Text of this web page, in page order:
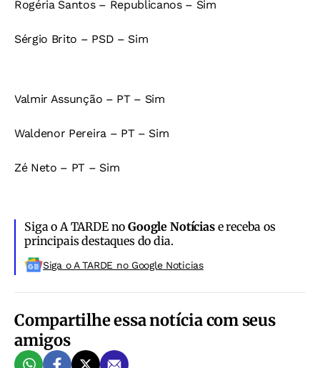
Rogéria Santos – Republicanos – Sim
Sérgio Brito – PSD – Sim
Valmir Assunção – PT – Sim
Waldenor Pereira – PT – Sim
Zé Neto – PT – Sim
Siga o A TARDE noGoogle Notíciase receba os
principais destaques do dia.
Siga o A TARDE no Google Noticias
Compartilhe essa notícia com seus
amigos